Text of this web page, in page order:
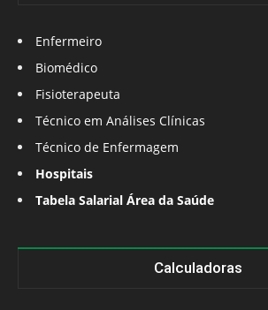
Enfermeiro
Biomédico
Fisioterapeuta
Técnico em Análises Clínicas
Técnico de Enfermagem
Hospitais
Tabela Salarial Área da Saúde
Calculadoras